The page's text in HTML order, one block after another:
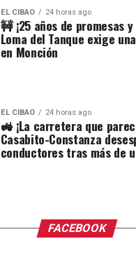
EL CIBAO 24 horas ago
🚧 ¡25 años de promesas
Loma del Tanque exige
en Monción
EL CIBAO 24 horas ago
🚜 ¡La carretera que
Casabito-Constanza
conductores tras más de
FACEBOOK